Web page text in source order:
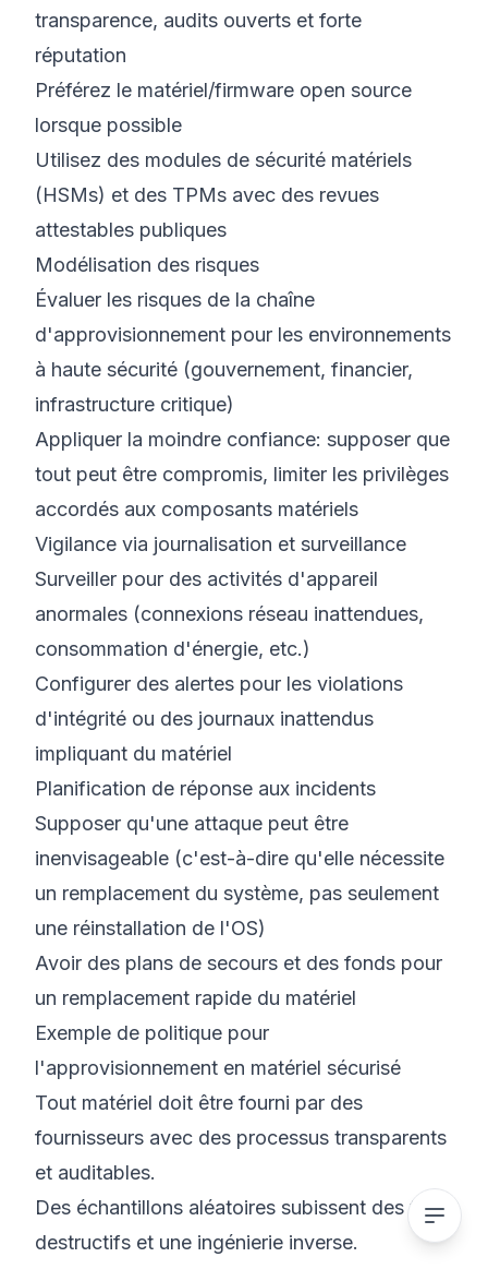
transparence, audits ouverts et forte
réputation
Préférez le matériel/firmware open source
lorsque possible
Utilisez des modules de sécurité matériels
(HSMs) et des TPMs avec des revues
attestables publiques
Modélisation des risques
Évaluer les risques de la chaîne
d'approvisionnement pour les environnements
à haute sécurité (gouvernement, financier,
infrastructure critique)
Appliquer la moindre confiance: supposer que
tout peut être compromis, limiter les privilèges
accordés aux composants matériels
Vigilance via journalisation et surveillance
Surveiller pour des activités d'appareil
anormales (connexions réseau inattendues,
consommation d'énergie, etc.)
Configurer des alertes pour les violations
d'intégrité ou des journaux inattendus
impliquant du matériel
Planification de réponse aux incidents
Supposer qu'une attaque peut être
inenvisageable (c'est-à-dire qu'elle nécessite
un remplacement du système, pas seulement
une réinstallation de l'OS)
Avoir des plans de secours et des fonds pour
un remplacement rapide du matériel
Exemple de politique pour
l'approvisionnement en matériel sécurisé
Tout matériel doit être fourni par des
fournisseurs avec des processus transparents
et auditables.
Des échantillons aléatoires subissent des tests
destructifs et une ingénierie inverse.